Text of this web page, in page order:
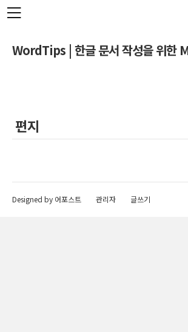
본문 바로가기
편지
Designed by 어포스트 관리자 글쓰기